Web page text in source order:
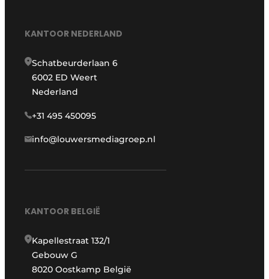
KANTOOR NEDERLAND
Schatbeurderlaan 6
6002 ED Weert
Nederland
+31 495 450095
info@louwersmediagroep.nl
KANTOOR BELGIË
Kapellestraat 132/1
Gebouw G
8020 Oostkamp België